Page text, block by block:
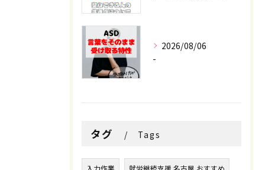
2026/08/06
-
タグ Tags
入力作業 就労継続支援 名古屋 おすすめ